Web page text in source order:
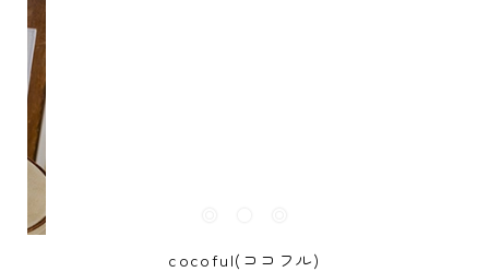
cocoful(ココフル)